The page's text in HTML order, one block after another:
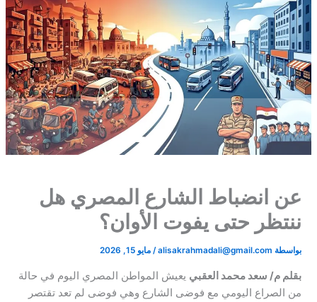
عن انضباط الشارع المصري هل
ننتظر حتى يفوت الأوان؟
بواسطة alisakrahmadali@gmail.com
/مايو 15, 2026
بقلم م/ سعد محمد العقبي يعيش المواطن المصري اليوم في حالة
من الصراع اليومي مع فوضى الشارع وهي فوضى لم تعد تقتصر